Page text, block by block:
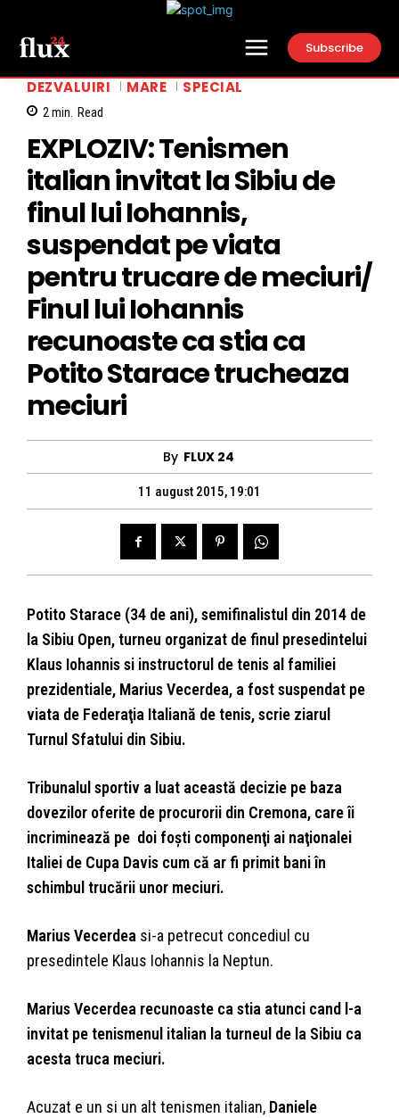
Subscribe
DEZVALUIRI MARE SPECIAL
2 min. Read
EXPLOZIV: Tenismen
italian invitat la Sibiu de
finul lui Iohannis,
suspendat pe viata
pentru trucare de meciuri/
Finul lui Iohannis
recunoaste ca stia ca
Potito Starace trucheaza
meciuri
By FLUX 24
11 august 2015, 19:01
Potito Starace (34 de ani), semifinalistul din 2014 de
la Sibiu Open, turneu organizat de finul presedintelui
Klaus Iohannis si instructorul de tenis al familiei
prezidentiale, Marius Vecerdea, a fost suspendat pe
viata de Federaţia Italiană de tenis, scrie ziarul
Turnul Sfatului din Sibiu.
Tribunalul sportiv a luat această decizie pe baza
dovezilor oferite de procurorii din Cremona, care îi
incriminează pe doi foști componenţi ai naţionalei
Italiei de Cupa Davis cum că ar fi primit bani în
schimbul trucării unor meciuri.
Marius Vecerdea si-a petrecut concediul cu
presedintele Klaus Iohannis la Neptun.
Marius Vecerdea recunoaste ca stia atunci cand l-a
invitat pe tenismenul italian la turneul de la Sibiu ca
acesta truca meciuri.
Acuzat e un si un alt tenismen italian, Daniele